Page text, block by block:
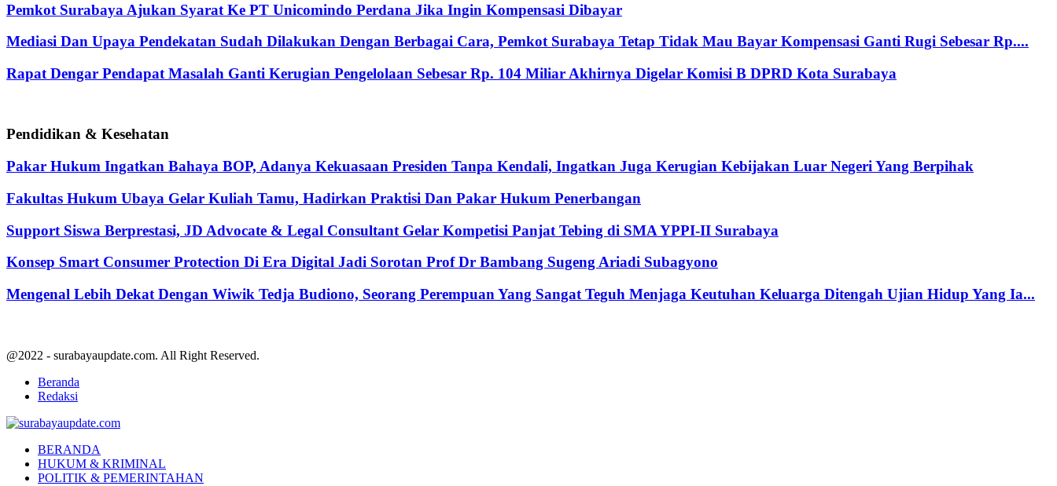
Pemkot Surabaya Ajukan Syarat Ke PT Unicomindo Perdana Jika Ingin Kompensasi Dibayar
Mediasi Dan Upaya Pendekatan Sudah Dilakukan Dengan Berbagai Cara, Pemkot Surabaya Tetap Tidak Mau Bayar Kompensasi Ganti Rugi Sebesar Rp....
Rapat Dengar Pendapat Masalah Ganti Kerugian Pengelolaan Sebesar Rp. 104 Miliar Akhirnya Digelar Komisi B DPRD Kota Surabaya
Pendidikan & Kesehatan
Pakar Hukum Ingatkan Bahaya BOP, Adanya Kekuasaan Presiden Tanpa Kendali, Ingatkan Juga Kerugian Kebijakan Luar Negeri Yang Berpihak
Fakultas Hukum Ubaya Gelar Kuliah Tamu, Hadirkan Praktisi Dan Pakar Hukum Penerbangan
Support Siswa Berprestasi, JD Advocate & Legal Consultant Gelar Kompetisi Panjat Tebing di SMA YPPI-II Surabaya
Konsep Smart Consumer Protection Di Era Digital Jadi Sorotan Prof Dr Bambang Sugeng Ariadi Subagyono
Mengenal Lebih Dekat Dengan Wiwik Tedja Budiono, Seorang Perempuan Yang Sangat Teguh Menjaga Keutuhan Keluarga Ditengah Ujian Hidup Yang Ia...
@2022 - surabayaupdate.com. All Right Reserved.
Beranda
Redaksi
BERANDA
HUKUM & KRIMINAL
POLITIK & PEMERINTAHAN